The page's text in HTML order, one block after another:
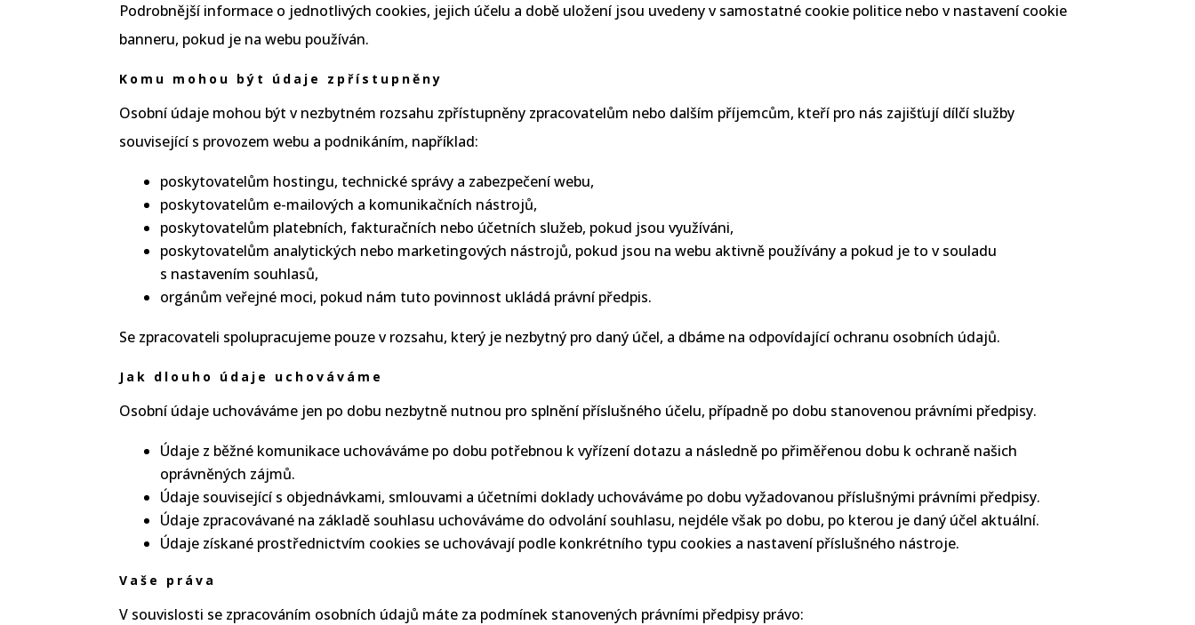
Podrobnější informace o jednotlivých cookies, jejich účelu a době uložení jsou uvedeny v samostatné cookie politice nebo v nastavení cookie
banneru, pokud je na webu používán.
Komu mohou být údaje zpřístupněny
Osobní údaje mohou být v nezbytném rozsahu zpřístupněny zpracovatelům nebo dalším příjemcům, kteří pro nás zajišťují dílčí služby
související s provozem webu a podnikáním, například:
poskytovatelům hostingu, technické správy a zabezpečení webu,
poskytovatelům e-mailových a komunikačních nástrojů,
poskytovatelům platebních, fakturačních nebo účetních služeb, pokud jsou využíváni,
poskytovatelům analytických nebo marketingových nástrojů, pokud jsou na webu aktivně používány a pokud je to v souladu
s nastavením souhlasů,
orgánům veřejné moci, pokud nám tuto povinnost ukládá právní předpis.
Se zpracovateli spolupracujeme pouze v rozsahu, který je nezbytný pro daný účel, a dbáme na odpovídající ochranu osobních údajů.
Jak dlouho údaje uchováváme
Osobní údaje uchováváme jen po dobu nezbytně nutnou pro splnění příslušného účelu, případně po dobu stanovenou právními předpisy.
Údaje z běžné komunikace uchováváme po dobu potřebnou k vyřízení dotazu a následně po přiměřenou dobu k ochraně našich
oprávněných zájmů.
Údaje související s objednávkami, smlouvami a účetními doklady uchováváme po dobu vyžadovanou příslušnými právními předpisy.
Údaje zpracovávané na základě souhlasu uchováváme do odvolání souhlasu, nejdéle však po dobu, po kterou je daný účel aktuální.
Údaje získané prostřednictvím cookies se uchovávají podle konkrétního typu cookies a nastavení příslušného nástroje.
Vaše práva
V souvislosti se zpracováním osobních údajů máte za podmínek stanovených právními předpisy právo: